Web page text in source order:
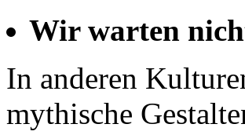
Wir warten
In anderen
mythische